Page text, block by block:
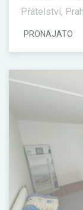
Přátelství,
PRONAJATO